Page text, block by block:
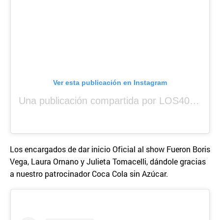
Ver esta publicación en Instagram
Una publicación compartida por LOS40 Panamá (@los40panama)
Los encargados de dar inicio Oficial al show Fueron Boris
Vega, Laura Ornano y Julieta Tomacelli, dándole gracias
a nuestro patrocinador Coca Cola sin Azúcar.